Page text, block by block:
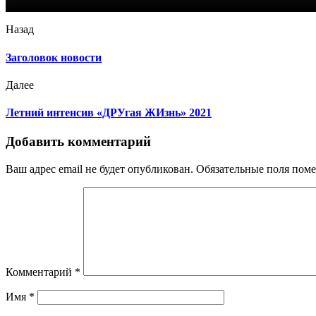
Назад
Заголовок новости
Далее
Летний интенсив «ДРУгая ЖИзнь» 2021
Добавить комментарий
Ваш адрес email не будет опубликован. Обязательные поля
Комментарий *
Имя *